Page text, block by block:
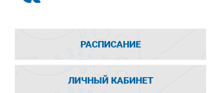
РАСПИСАНИЕ
ЛИЧНЫЙ КАБИНЕТ